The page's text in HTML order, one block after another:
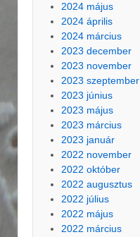
2024 május
2024 április
2024 március
2023 december
2023 november
2023 szeptember
2023 június
2023 május
2023 március
2023 január
2022 november
2022 október
2022 augusztus
2022 július
2022 május
2022 március